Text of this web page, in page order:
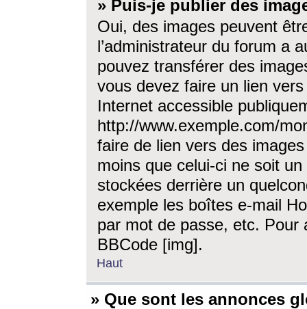
» Puis-je publier des
Oui, des images peuvent
l’administrateur du forum a
pouvez transférer des
vous devez faire un lien
Internet accessible
http://www.exemple.com/
faire de lien vers des
moins que celui-ci ne soit
stockées derrière un
exemple les boîtes e-mail
par mot de passe, etc. Pour
BBCode [img].
Haut
» Que sont les annonces